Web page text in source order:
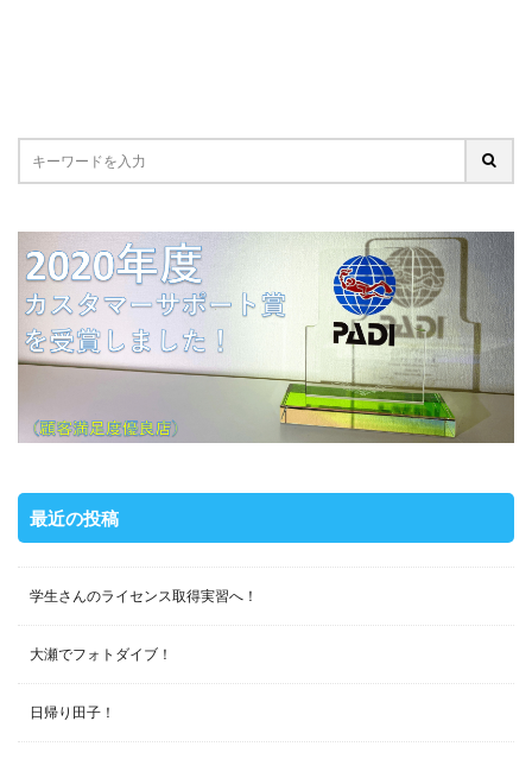
最近の投稿
学生さんのライセンス取得実習へ！
大瀬でフォトダイブ！
日帰り田子！